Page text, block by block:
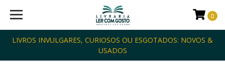
LIVROS INVULGARES, CURIOSOS OU ESGOTADOS: NOVOS &
USADOS
0